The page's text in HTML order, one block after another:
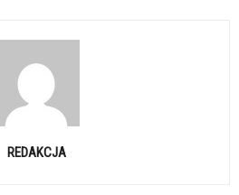
REDAKCJA